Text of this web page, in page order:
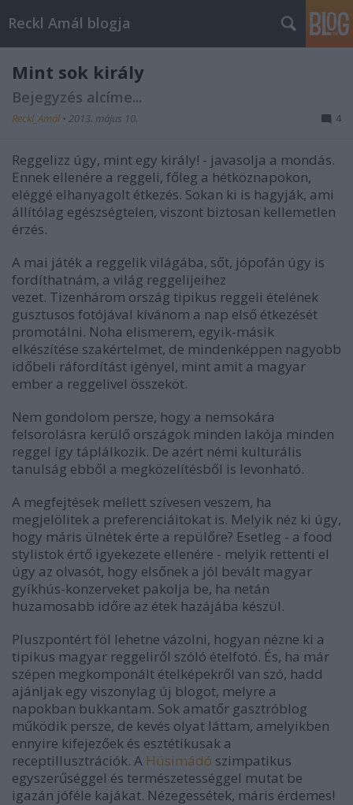
Reckl Amál blogja
Mint sok király
Bejegyzés alcíme...
Reckl_Amál • 2013. május 10. 4
Reggelizz úgy, mint egy király! - javasolja a mondás.
Ennek ellenére a reggeli, főleg a hétköznapokon,
eléggé elhanyagolt étkezés. Sokan ki is hagyják, ami
állítólag egészségtelen, viszont biztosan kellemetlen
érzés.
A mai játék a reggelik világába, sőt, jópofán úgy is
fordíthatnám, a világ reggelijeihez
vezet. Tizenhárom ország tipikus reggeli ételének
gusztusos fotójával kívánom a nap első étkezését
promotálni. Noha elismerem, egyik-másik
elkészítése szakértelmet, de mindenképpen nagyobb
időbeli ráfordítást igényel, mint amit a magyar
ember a reggelivel összeköt.
Nem gondolom persze, hogy a nemsokára
felsorolásra kerülő országok minden lakója minden
reggel így táplálkozik. De azért némi kulturális
tanulság ebből a megközelítésből is levonható.
A megfejtések mellett szívesen veszem, ha
megjelölitek a preferenciáitokat is. Melyik néz ki úgy,
hogy máris ülnétek érte a repülőre? Esetleg - a food
stylistok értő igyekezete ellenére - melyik rettenti el
úgy az olvasót, hogy elsőnek a jól bevált magyar
gyíkhús-konzerveket pakolja be, ha netán
huzamosabb időre az étek hazájába készül.
Pluszpontért föl lehetne vázolni, hogyan nézne ki a
tipikus magyar reggeliről szóló ételfotó. És, ha már
szépen megkomponált ételképekről van szó, hadd
ajánljak egy viszonylag új blogot, melyre a
napokban bukkantam. Sok amatőr gasztróblog
működik persze, de kevés olyat láttam, amelyikben
ennyire kifejezőek és esztétikusak a
receptillusztrációk. A Húsimádó szimpatikus
egyszerűséggel és természetességgel mutat be
igazán jóféle kajákat. Nézegessétek, máris érdemes!